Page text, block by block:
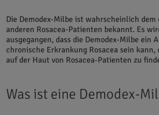
Die Demodex-Milbe ist wahrscheinlich dem
anderen Rosacea-Patienten bekannt. Es
ausgegangen, dass die Demodex-Milbe ein
chronische Erkrankung Rosacea sein kann,
auf der Haut von Rosacea-Patienten zu
Was ist eine Demodex-